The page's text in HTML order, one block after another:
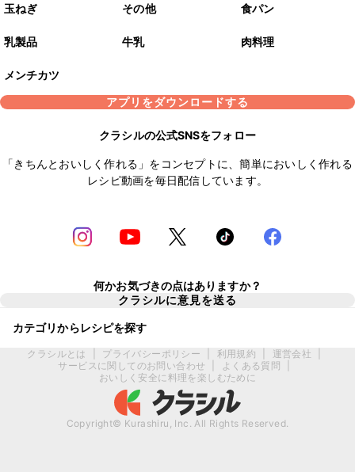
玉ねぎ その他 食パン
乳製品 牛乳 肉料理
メンチカツ
アプリをダウンロードする
クラシルの公式SNSをフォロー
「きちんとおいしく作れる」をコンセプトに、簡単においしく作れる
レシピ動画を毎日配信しています。
何かお気づきの点はありますか？
クラシルに意見を送る
カテゴリからレシピを探す
クラシルとは プライバシーポリシー 利用規約 運営会社
サービスに関してのお問い合わせ
よくある質問
おいしく安全に料理を楽しむために
Copyright© Kurashiru, Inc. All Rights Reserved.